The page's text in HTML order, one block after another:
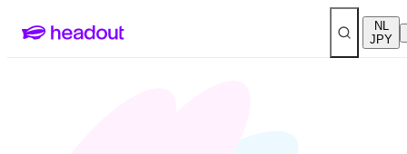
NL
JPY